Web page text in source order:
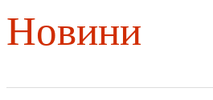
Новини